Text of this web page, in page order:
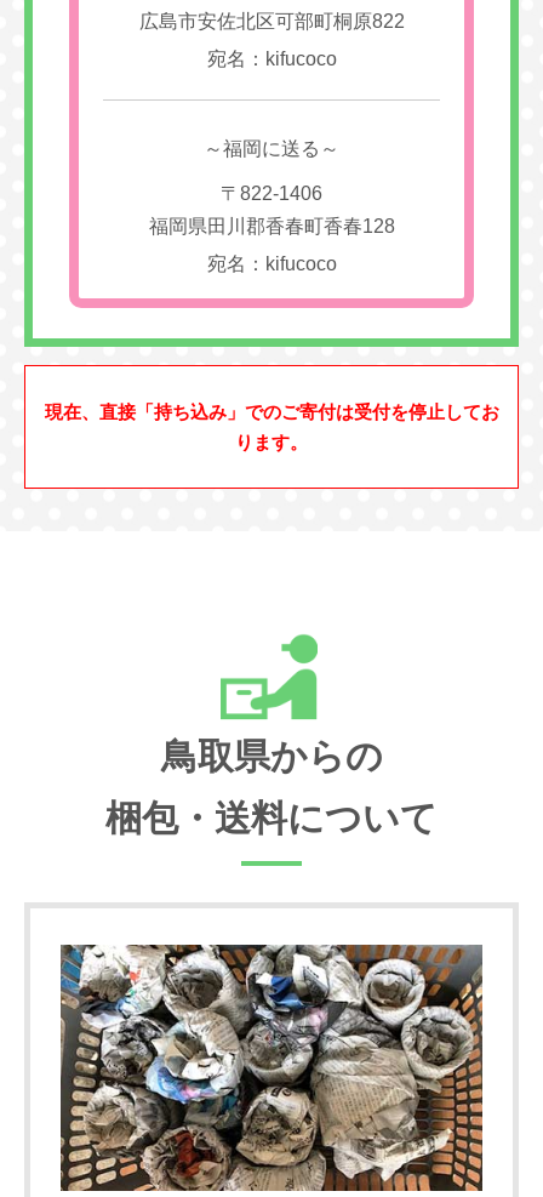
広島市安佐北区可部町桐原822
宛名：kifucoco
～福岡に送る～
〒822-1406
福岡県田川郡香春町香春128
宛名：kifucoco
現在、直接「持ち込み」でのご寄付は受付を停止してお
ります。
鳥取県からの
梱包・送料について